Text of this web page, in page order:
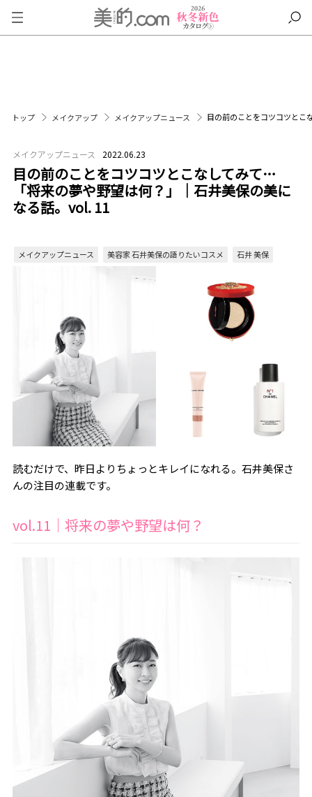
トップ メイクアップ メイクアップニュース 目の前のことをコツコツと
メイクアップニュース 2022.06.23
目の前のことをコツコツとこなしてみて…
「将来の夢や野望は何？」｜石井美保の美に
なる話。vol. 11
メイクアップニュース 美容家 石井美保の語りたいコスメ 石井 美保
読むだけで、昨日よりちょっとキレイになれる。石井美保さ
んの注目の連載です。
vol.11｜将来の夢や野望は何？